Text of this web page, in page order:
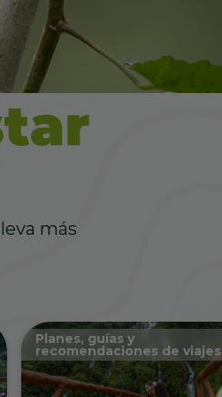
más
Planes, guías y
recomendaciones de viajes